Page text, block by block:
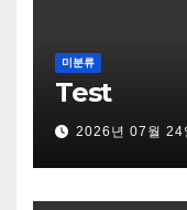
미분류
Test
2026년 07월 24